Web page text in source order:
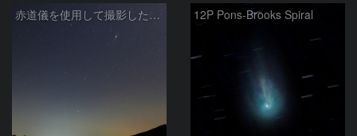
赤道儀を使用して撮影した画像のSequatorによるコンポジット結果 12P Pons-Brooks Spiral